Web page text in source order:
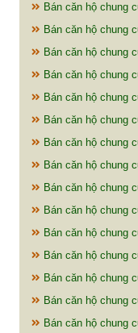
Bán căn hộ chung
Bán căn hộ chung
Bán căn hộ chung
Bán căn hộ chung
Bán căn hộ chung
Bán căn hộ chung
Bán căn hộ chung
Bán căn hộ chung
Bán căn hộ chung
Bán căn hộ chung
Bán căn hộ chung
Bán căn hộ chung
Bán căn hộ chung
Bán căn hộ chung
Bán căn hộ chung